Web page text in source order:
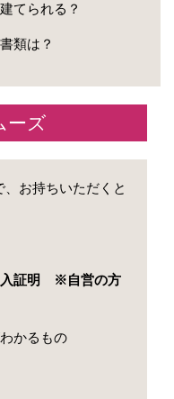
てられる？
類は？
ーズ
お持ちいただくと
証明 ※ 自営の方
かるもの